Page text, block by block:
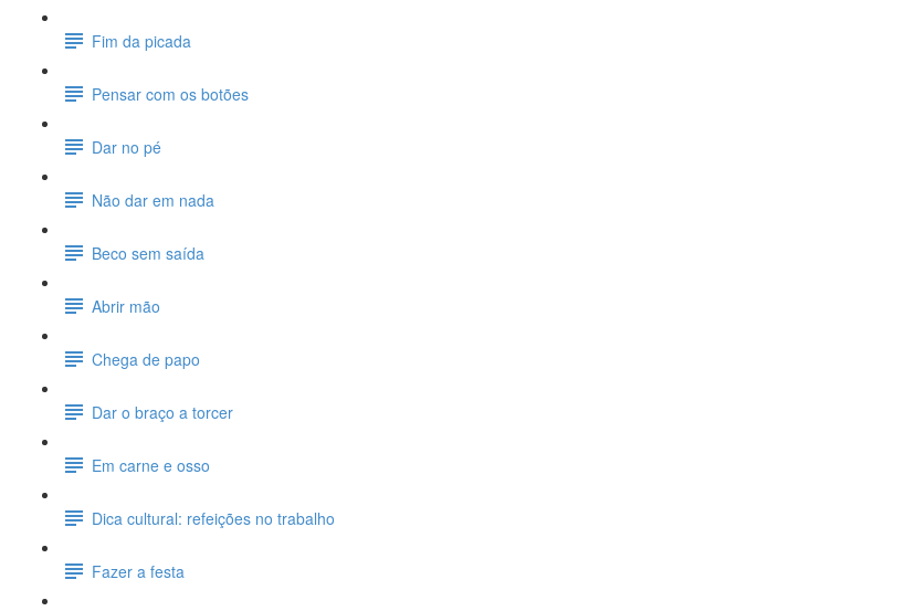
Fim da picada
Pensar com os botões
Dar no pé
Não dar em nada
Beco sem saída
Abrir mão
Chega de papo
Dar o braço a torcer
Em carne e osso
Dica cultural: refeições no trabalho
Fazer a festa